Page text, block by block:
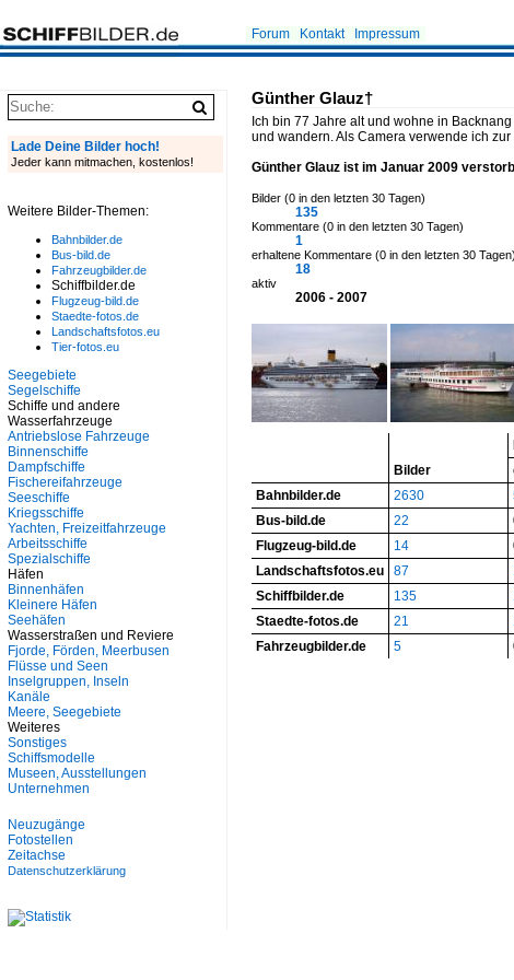
Forum Kontakt Impressum
Günther Glauz†
Ich bin 77 Jahre alt und wohne in
und wandern. Als Camera verwende ich
Günther Glauz ist im Januar 2009
Bilder (0 in den letzten 30 Tagen)
135
Kommentare (0 in den letzten 30 Tagen)
1
erhaltene Kommentare (0 in den letzten 30 Tagen)
18
aktiv
2006 - 2007
Bilder
Bahnbilder.de
2630
Bus-bild.de 22
Flugzeug-bild.de 14
Landschaftsfotos.eu
87
Schiffbilder.de 135
Staedte-fotos.de 21
Fahrzeugbilder.de 5
Lade Deine Bilder hoch!
Jeder kann mitmachen, kostenlos!
Weitere Bilder-Themen:
Bahnbilder.de
Bus-bild.de
Fahrzeugbilder.de
Schiffbilder.de
Flugzeug-bild.de
Staedte-fotos.de
Landschaftsfotos.eu
Tier-fotos.eu
Seegebiete
Segelschiffe
Schiffe und andere
Wasserfahrzeuge
Antriebslose Fahrzeuge
Binnenschiffe
Dampfschiffe
Fischereifahrzeuge
Seeschiffe
Kriegsschiffe
Yachten, Freizeitfahrzeuge
Arbeitsschiffe
Spezialschiffe
Häfen
Binnenhäfen
Kleinere Häfen
Seehäfen
Wasserstraßen und Reviere
Fjorde, Förden, Meerbusen
Flüsse und Seen
Inselgruppen, Inseln
Kanäle
Meere, Seegebiete
Weiteres
Sonstiges
Schiffsmodelle
Museen, Ausstellungen
Unternehmen
Neuzugänge
Fotostellen
Zeitachse
Datenschutzerklärung